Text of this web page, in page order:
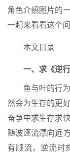
角色介绍图片的
一起来看看这个
本文目录
一、求《逆
鱼与叶的行
然会为生存的更
奋争中求生存求
随波逐流漂向远
有顺流，逆流时